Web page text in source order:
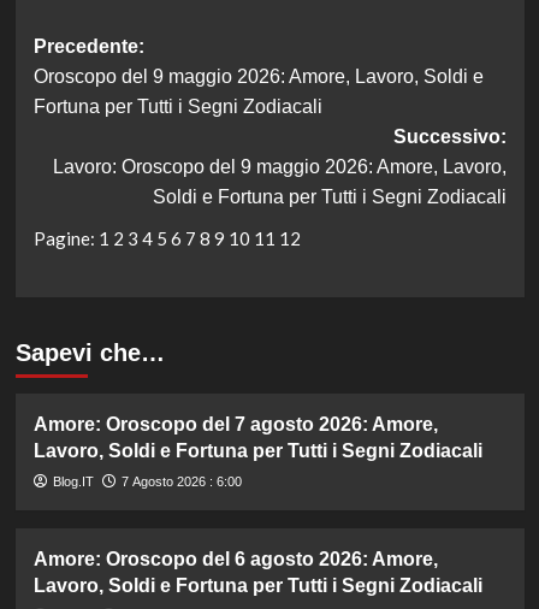
Navigazione
articolo
Precedente:
Oroscopo del 9 maggio 2026: Amore, Lavoro, Soldi e
Fortuna per Tutti i Segni Zodiacali
Successivo:
Lavoro: Oroscopo del 9 maggio 2026: Amore, Lavoro,
Soldi e Fortuna per Tutti i Segni Zodiacali
Pagine: 1 2 3 4 5 6 7 8 9 10 11 12
Sapevi che…
Amore: Oroscopo del 7 agosto 2026: Amore,
Lavoro, Soldi e Fortuna per Tutti i Segni Zodiacali
Blog.IT 7 Agosto 2026 : 6:00
Amore: Oroscopo del 6 agosto 2026: Amore,
Lavoro, Soldi e Fortuna per Tutti i Segni Zodiacali